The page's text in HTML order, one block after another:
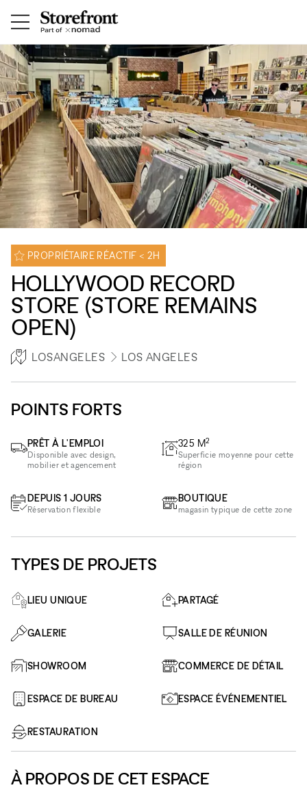
PROPRIÉTAIRE RÉACTIF < 2H
HOLLYWOOD RECORD
STORE (STORE REMAINS
OPEN)
LOSANGELES LOS ANGELES
POINTS FORTS
PRÊT À L'EMPLOI
Disponible avec design,
mobilier et agencement
DEPUIS 1 JOURS
Réservation flexible
325 M2
Superficie moyenne pour cette
région
BOUTIQUE
magasin typique de cette zone
TYPES DE PROJETS
LIEU UNIQUE PARTAGÉ
GALERIE SALLE DE RÉUNION
SHOWROOM COMMERCE DE DÉTAIL
ESPACE DE BUREAU ESPACE ÉVÉNEMENTIEL
RESTAURATION
À PROPOS DE CET ESPACE